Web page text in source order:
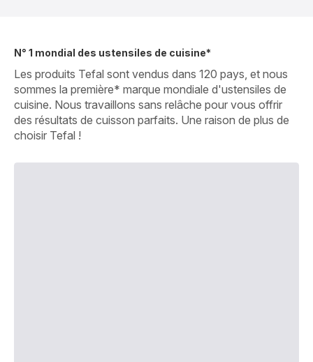
N° 1 mondial des ustensiles de cuisine*
Les produits Tefal sont vendus dans 120 pays, et nous
sommes la première* marque mondiale d'ustensiles de
cuisine. Nous travaillons sans relâche pour vous offrir
des résultats de cuisson parfaits. Une raison de plus de
choisir Tefal !